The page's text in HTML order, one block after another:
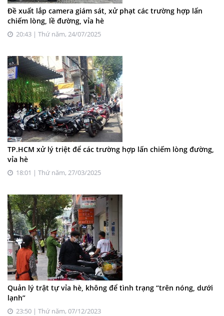
Đề xuất lắp camera giám sát, xử phạt các trường hợp lấn
chiếm lòng, lề đường, vỉa hè
20:43 | Thứ năm, 24/07/2025
TP.HCM xử lý triệt để các trường hợp lấn chiếm lòng đường,
vỉa hè
18:01 | Thứ năm, 27/03/2025
Quản lý trật tự vỉa hè, không để tình trạng “trên nóng, dưới
lạnh”
23:50 | Thứ năm, 07/12/2023